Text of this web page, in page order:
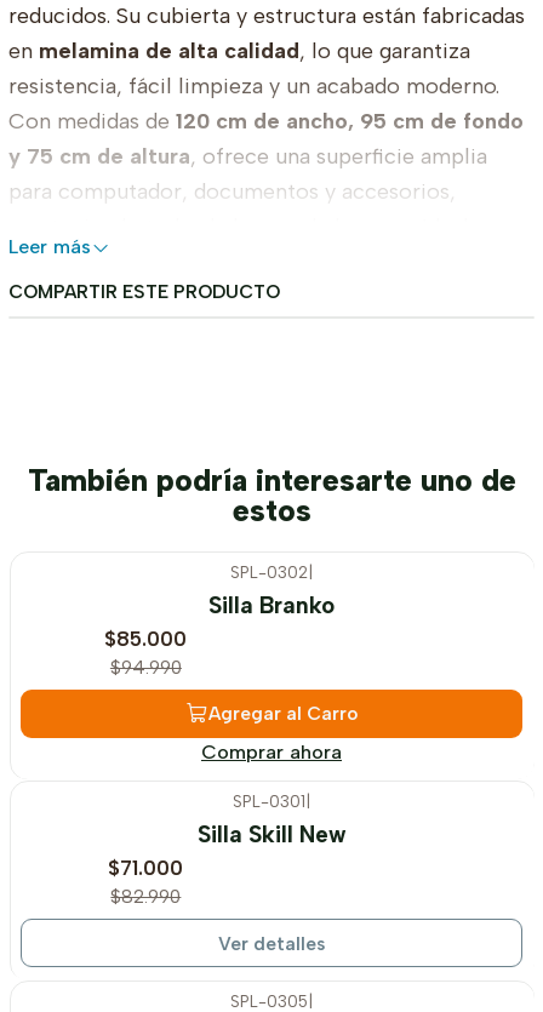
reducidos. Su cubierta y estructura están fabricadas
en melamina de alta calidad, lo que garantiza
resistencia, fácil limpieza y un acabado moderno.
Con medidas de 120 cm de ancho, 95 cm de fondo
y 75 cm de altura, ofrece una superficie amplia
para computador, documentos y accesorios,
oficinas, home office o espacios de estudio.
Dimensiones
Leer más
COMPARTIR ESTE PRODUCTO
También podría interesarte uno de
estos
SPL-0302
Silla Branko
$85.000
$94.990
Agregar al Carro
Comprar ahora
Agotado
SPL-0301
Silla Skill New
$71.000
$82.990
Ver detalles
SPL-0305